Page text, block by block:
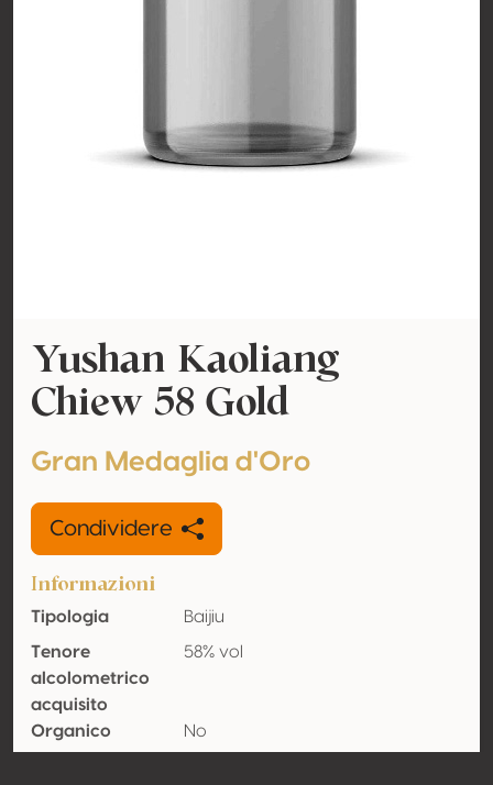
Yushan Kaoliang
Chiew 58 Gold
Gran Medaglia d'Oro
Condividere
Informazioni
Tipologia
Baijiu
Tenore
alcolometrico
acquisito
58% vol
Organico
No